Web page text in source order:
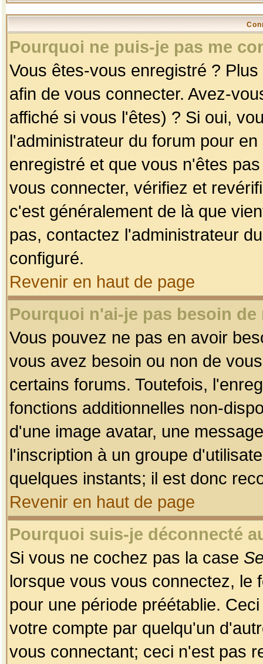
Pourquoi ne puis-je pas me
Vous êtes-vous enregistré ?
afin de vous connecter. Avez-
affiché si vous l'êtes) ? Si oui,
l'administrateur du forum pour
enregistré et que vous n'êtes
vous connecter, vérifiez et
c'est généralement de là que
pas, contactez l'administrateur
configuré.
Revenir en haut de page
Pourquoi n'ai-je pas besoin
Vous pouvez ne pas en avoir
vous avez besoin ou non de
certains forums. Toutefois,
fonctions additionnelles non-
d'une image avatar, une
l'inscription à un groupe
quelques instants; il est donc
Revenir en haut de page
Pourquoi suis-je déconnecté
Si vous ne cochez pas la case
lorsque vous vous connectez, le
pour une période préétablie.
votre compte par quelqu'un
vous connectant; ceci n'est pas